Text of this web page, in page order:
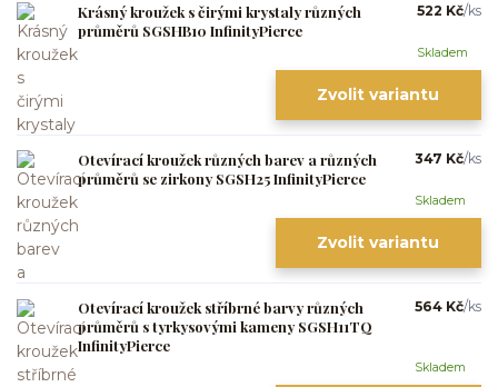
Krásný kroužek s čirými krystaly různých
průměrů SGSHB10 InfinityPierce
522 Kč/ks
Skladem
Zvolit variantu
Otevírací kroužek různých barev a různých
průměrů se zirkony SGSH25 InfinityPierce
347 Kč/ks
Skladem
Zvolit variantu
Otevírací kroužek stříbrné barvy různých
průměrů s tyrkysovými kameny SGSH11TQ
InfinityPierce
564 Kč/ks
Skladem